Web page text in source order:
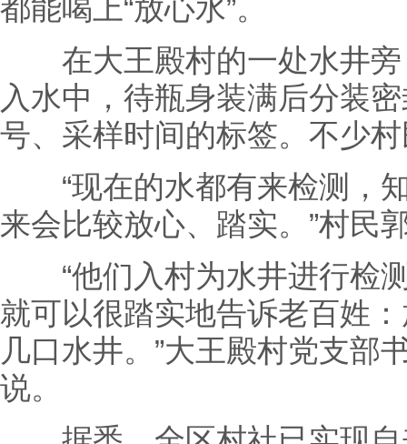
都能喝上“放心水”。
在大王殿村的一处水井旁
入水中，待瓶身装满后分装
号、采样时间的标签。不少
“现在的水都有来检测，
来会比较放心、踏实。”村民
“他们入村为水井进行检
就可以很踏实地告诉老百姓
几口水井。”大王殿村党支部
说。